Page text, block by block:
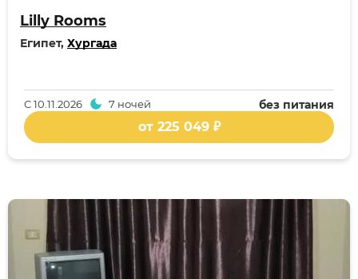
Lilly Rooms
Египет, Хургада
без питания
С10.11.2026 7 ночей
от 225 049 ₽